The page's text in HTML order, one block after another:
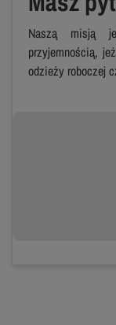
Naszą misją
przyjemnością,
odzieży roboczej